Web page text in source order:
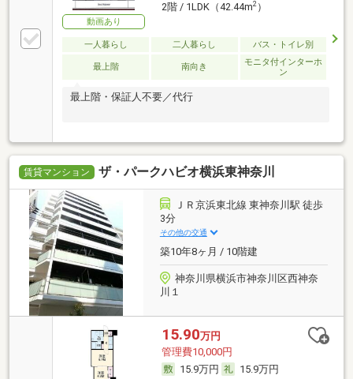
動画あり
2階 / 1LDK（42.44m2）
一人暮らし 二人暮らし バス・トイレ別
最上階 南向き
モニタ付インターホ
ン
最上階・保証人不要／代行
賃貸マンション ザ・パークハビオ横浜東神奈川
ＪＲ京浜東北線 東神奈川駅 徒歩
3分
その他の交通
築10年8ヶ月 / 10階建
神奈川県横浜市神奈川区西神奈
川１
15.90万円
管理費10,000円
15.9万円
15.9万円